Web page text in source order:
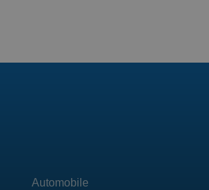
Automobile